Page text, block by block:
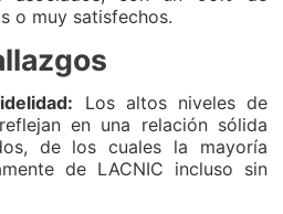
o muy satisfechos.
Los altos niveles de
en una relación sólida
de los cuales la mayoría
de LACNIC incluso sin